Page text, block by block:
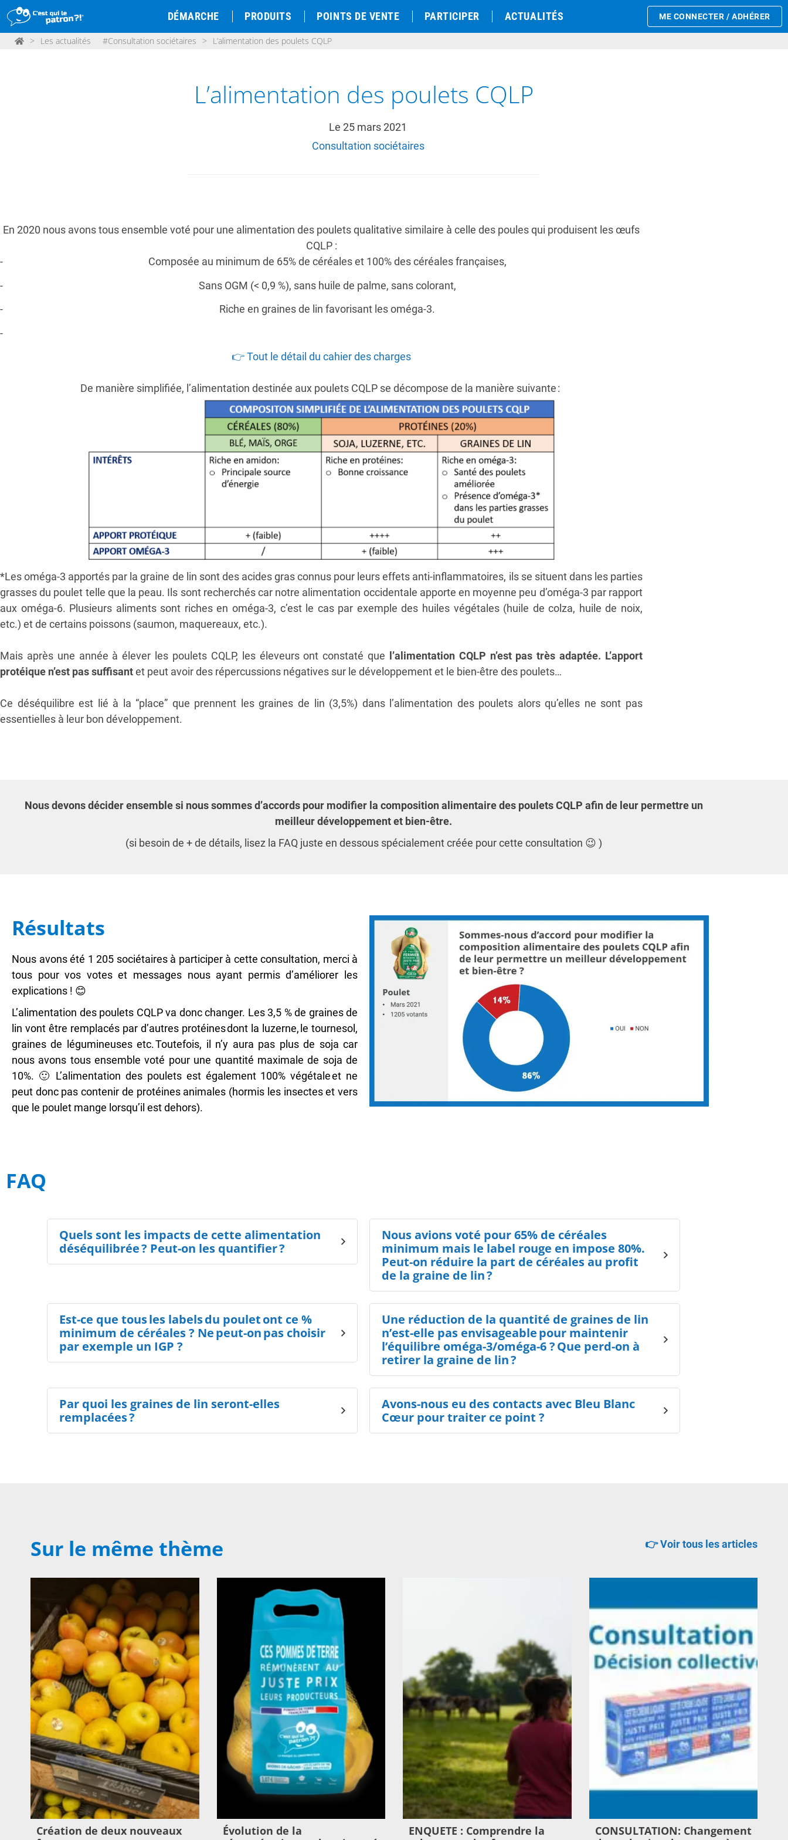
DÉMARCHE PRODUITS POINTS DE VENTE PARTICIPER ACTUALITÉS ME CONNECTER / ADHÉRER
> Les actualités #Consultation sociétaires > L’alimentation des poulets CQLP
L’alimentation des poulets CQLP
Le 25 mars 2021
Consultation sociétaires
En 2020 nous avons tous ensemble voté pour une alimentation des poulets qualitative similaire à celle des poules qui produisent les œufs
CQLP :
Composée au minimum de 65% de céréales et 100% des céréales françaises,
Sans OGM (< 0,9 %), sans huile de palme, sans colorant,
Riche en graines de lin favorisant les oméga-3.
👉 Tout le détail du cahier des charges
De manière simplifiée, l’alimentation destinée aux poulets CQLP se décompose de la manière suivante :
*Les oméga-3 apportés par la graine de lin sont des acides gras connus pour leurs effets anti-inflammatoires, ilsse situent dans les parties
grassesdu poulet telle que la peau. Ils sont recherchés car notre alimentation occidentale apporte en moyenne peu d’oméga-3 par rapport
aux oméga-6. Plusieurs aliments sont riches enoméga-3, c’est le cas par exemple des huiles végétales (huile de colza, huile de noix,
etc.) et de certains poissons (saumon, maquereaux, etc.).
Mais après une année à élever les poulets CQLP, les éleveurs ont constaté que l’alimentation CQLP n’est pas très adaptée. L’apport
protéique n’est pas suffisantet peut avoir des répercussions négatives sur le développement et le bien-être des poulets…
Ce déséquilibre est lié à la “place” que prennent les graines de lin (3,5%) dans l’alimentation des poulets alors qu’elles ne sont pas
essentielles à leur bon développement.
Nous devons décider ensemble si nous sommes d’accords pour modifier la composition alimentaire des poulets CQLP afin de leur permettre un
meilleur développement et bien-être.
(si besoin de + de détails, lisez la FAQ juste en dessous spécialement créée pour cette consultation 😉 )
Résultats
Nous avons été 1 205 sociétaires à participer à cette consultation, merci à
tous pour vos votes et messages nous ayant permis d’améliorer les
explications ! 😊
L’alimentation des poulets CQLP va donc changer. Les 3,5 % de graines de
lin vont être remplacés par d’autres protéines dont la luzerne, le tournesol,
graines de légumineuses etc. Toutefois, il n’y aura pas plus de soja car
nous avons tous ensemble voté pour une quantité maximale de soja de
10%. 🙂 L’alimentation des poulets est également 100% végétale et ne
peut donc pas contenir de protéines animales (hormis les insectes et vers
que le poulet mange lorsqu’il est dehors).
FAQ
Quels sont les impacts de cette alimentation
déséquilibrée ? Peut-on les quantifier ?
Nous avions voté pour 65% de céréales
minimum mais le label rouge en impose 80%.
Peut-on réduire la part de céréales au profit
de la graine de lin ?
Est-ce que tous les labels du poulet ont ce %
minimum de céréales ? Ne peut-on pas choisir
par exemple un IGP ?
Une réduction de la quantité de graines de lin
n’est-elle pas envisageable pour maintenir
l’équilibre oméga-3/oméga-6 ? Que perd-on à
retirer la graine de lin ?
Par quoi les graines de lin seront-elles
remplacées ?
Avons-nous eu des contacts avec Bleu Blanc
Cœur pour traiter ce point ?
Sur le même thème 👉 Voir tous les articles
Création de deux nouveaux
Évolution de la
ENQUETE : Comprendre la
CONSULTATION: Changement